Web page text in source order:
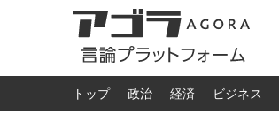
トップ 政治 経済 ビジネス